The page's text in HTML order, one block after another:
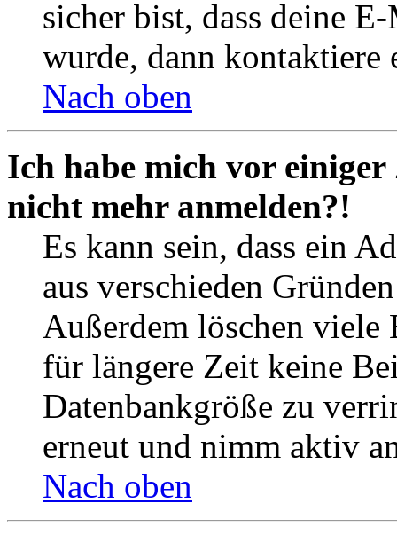
sicher bist, dass deine
wurde, dann kontaktiere
Nach oben
Ich habe mich vor
nicht mehr anmelden?!
Es kann sein, dass ein
aus verschieden
Außerdem löschen viele
für längere Zeit keine
Datenbankgröße zu
erneut und nimm aktiv
Nach oben